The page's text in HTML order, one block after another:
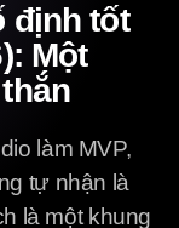
định tốt
Một
làm MVP,
tự nhận là
là một khung